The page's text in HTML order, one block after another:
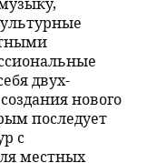
двух-
нового
последует
с
местных